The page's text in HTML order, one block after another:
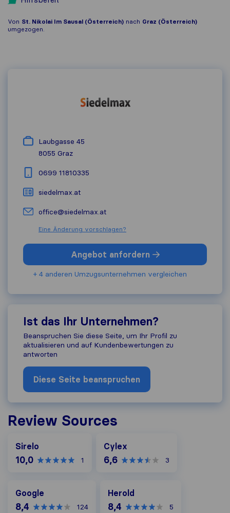
Von St. Nikolai Im Sausal (Österreich) nach Graz (Österreich)
umgezogen.
Laubgasse 45
8055 Graz
0699 11810335
siedelmax.at
office@siedelmax.at
Eine Änderung vorschlagen?
Angebot anfordern
+ 4 anderen Umzugs​unternehmen vergleichen
Ist das Ihr Unternehmen?
Beanspruchen Sie diese Seite, um Ihr Profil zu
aktualisieren und auf Kundenbewertungen zu
antworten
Diese Seite beanspruchen
Review Sources
Sirelo
10,0 1
Cylex
6,6 3
Google
8,4 124
Herold
8,4 5